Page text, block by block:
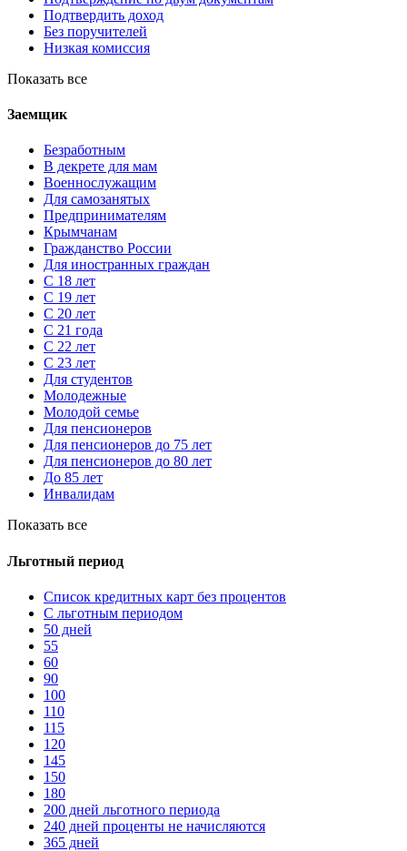
Подтвердить доход
Без поручителей
Низкая комиссия
Показать все
Заемщик
Безработным
В декрете для мам
Военнослужащим
Для самозанятых
Предпринимателям
Крымчанам
Гражданство России
Для иностранных граждан
С 18 лет
С 19 лет
С 20 лет
С 21 года
С 22 лет
С 23 лет
Для студентов
Молодежные
Молодой семье
Для пенсионеров
Для пенсионеров до 75 лет
Для пенсионеров до 80 лет
До 85 лет
Инвалидам
Показать все
Льготный период
Список кредитных карт без процентов
С льготным периодом
50 дней
55
60
90
100
110
115
120
145
150
180
200 дней льготного периода
240 дней проценты не начисляются
365 дней